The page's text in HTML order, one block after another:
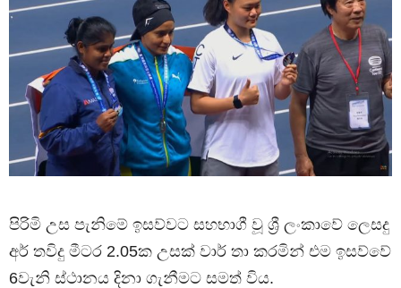
පිරිමි උස පැනිමේ ඉසව්වට සහභාගී වූ ශ්‍රී ලංකාවේ ලෙසදු
අර් තවිදු මීටර 2.05ක උසක් වාර් තා කරමින් එම ඉසව්වේ
6වැනි ස්ථානය දිනා ගැනීමට සමත් විය.